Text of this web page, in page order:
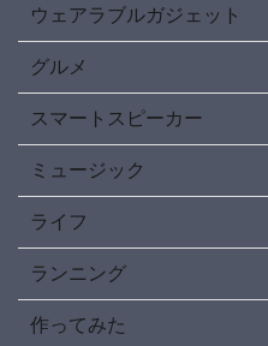
ウェアラブルガジェット
グルメ
スマートスピーカー
ミュージック
ライフ
ランニング
作ってみた